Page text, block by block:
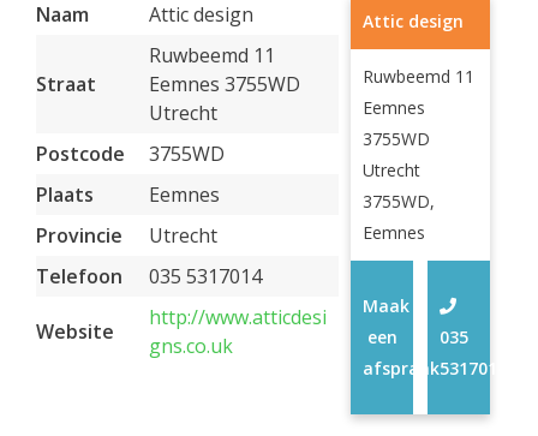
Naam Attic design
Straat
Ruwbeemd 11
Eemnes 3755WD
Utrecht
Postcode
3755WD
Plaats
Eemnes
Provincie
Utrecht
Telefoon
035 5317014
Website
http://www.atticdesi
gns.co.uk
Attic design
Ruwbeemd 11
Eemnes
3755WD
Utrecht
3755WD,
Eemnes
035
5317014
Maak
een
afspraak